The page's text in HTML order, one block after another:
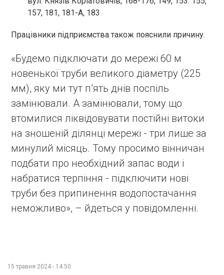
157, 181, 181-А, 183
Працівники підприємства також пояснили причину.
«Будемо підключати до мережі 60 м
новенької труби великого діаметру (225
мм), яку ми тут пʼять днів поспіль
замінювали. А замінювали, тому що
втомилися ліквідовувати постійні витоки
на зношеній ділянці мережі - три лише за
минулий місяць. Тому просимо вінничан
подбати про необхідний запас води і
набратися терпіння - підключити нові
труби без припинення водопостачання
неможливо», – йдеться у повідомленні.
15 травня 2024 - 14:50